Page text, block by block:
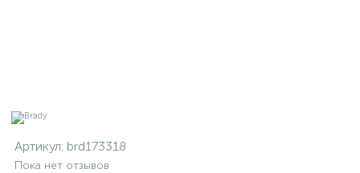
Артикул: brd173318
Пока нет отзывов